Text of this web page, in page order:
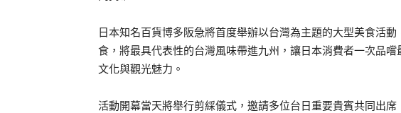
日本知名百貨博多阪急將首度舉辦以台灣為主題的大型美食活
食，將最具代表性的台灣風味帶進九州，讓日本消費者一次品
文化與觀光魅力。
活動開幕當天將舉行剪綵儀式，邀請多位台日重要貴賓共同出